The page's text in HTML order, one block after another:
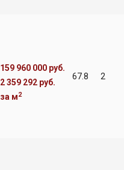
159 960 000 руб.
2 359 292 руб.
за м2
67.8 2